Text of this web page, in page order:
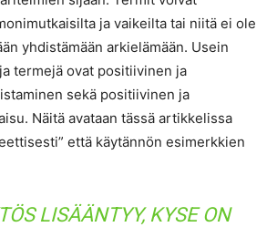
ja vaikeilta tai niitä ei ole
yhdistämään arkielämään. Usein
termejä ovat positiivinen ja
sekä positiivinen ja
Näitä avataan tässä artikkelissa
että käytännön esimerkkien
LISÄÄNTYY, KYSE ON